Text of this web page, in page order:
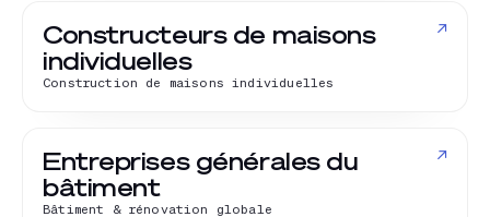
Constructeurs de maisons
individuelles
Construction de maisons individuelles
↗
Entreprises générales du
bâtiment
Bâtiment & rénovation globale
↗